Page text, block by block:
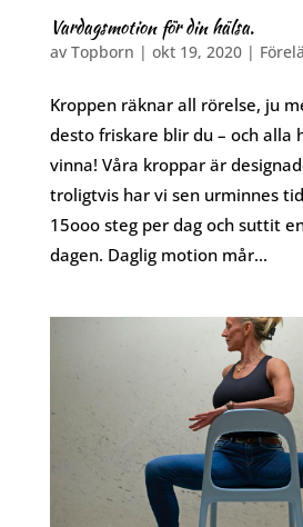
Vardagsmotion för din hälsa.
av Topborn | okt 19, 2020|
Kroppen räknar all rörelse, ju
desto friskare blir du – och alla
vinna! Våra kroppar är
troligtvis har vi sen urminnes
15ooo steg per dag och suttit
dagen. Daglig motion mår...